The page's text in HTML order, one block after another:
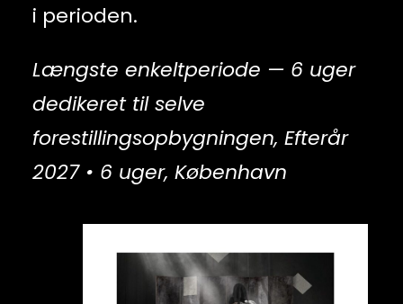
i perioden.
Længste enkeltperiode — 6 uger
dedikeret til selve
forestillingsopbygningen, Efterår
2027 • 6 uger, København